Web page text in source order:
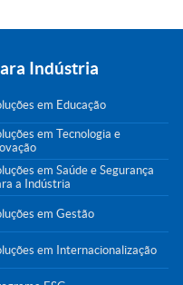
Indústria
em Educação
em Tecnologia e
em Saúde e Segurança
a Indústria
em Gestão
em Internacionalização